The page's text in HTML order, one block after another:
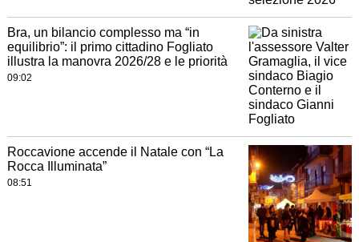
Bra, un bilancio complesso ma “in
equilibrio”: il primo cittadino Fogliato
illustra la manovra 2026/28 e le priorità
09:02
Roccavione accende il Natale con “La
Rocca Illuminata”
08:51